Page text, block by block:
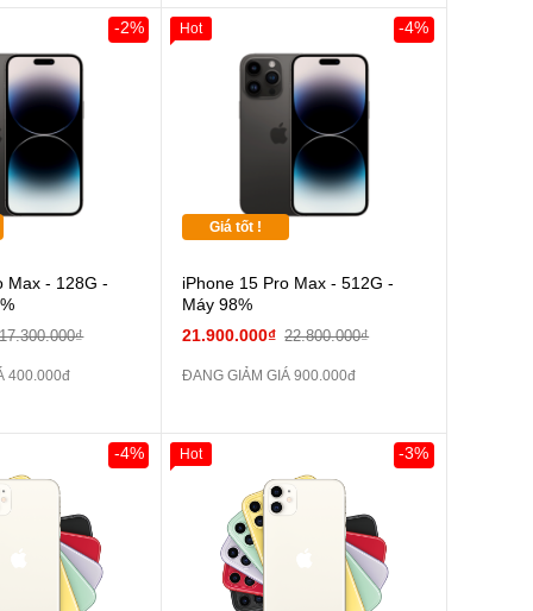
Max - 128G -
17.300.000₫
-2%
400.000đ
Giá tốt !
iPhone 15 Pro Max - 512G -
Máy 98%
21.900.000₫ 22.800.000₫
-4%
ĐANG GIẢM GIÁ 900.000đ
Hot
Khách Hàng
-4%
Giảm 100.000đ
Khách Hàng
Thân Thiết
Tặng
Tặng
-3%
Hot